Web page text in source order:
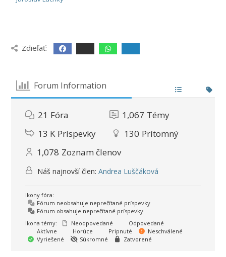
Zdieľať:
Forum Information
21 Fóra 1,067 Témy
13 K Príspevky 130 Prítomný
1,078 Zoznam členov
Náš najnovší člen:Andrea Luščáková
Ikony fóra:
Fórum neobsahuje neprečítané príspevky
Fórum obsahuje neprečítané príspevky
Ikona témy:
Neodpovedané
Odpovedané
Aktívne
Horúce Pripnuté
Neschválené
Vyriešené
Súkromné Zatvorené